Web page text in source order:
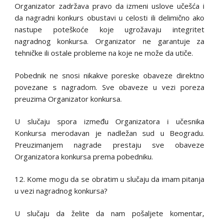
Organizator zadržava pravo da izmeni uslove učešća i
da nagradni konkurs obustavi u celosti ili delimično ako
nastupe poteškoće koje ugrožavaju integritet
nagradnog konkursa. Organizator ne garantuje za
tehničke ili ostale probleme na koje ne može da utiče.
Pobednik ne snosi nikakve poreske obaveze direktno
povezane s nagradom. Sve obaveze u vezi poreza
preuzima Organizator konkursa.
U slučaju spora između Organizatora i učesnika
Konkursa merodavan je nadležan sud u Beogradu.
Preuzimanjem nagrade prestaju sve obaveze
Organizatora konkursa prema pobedniku.
12. Kome mogu da se obratim u slučaju da imam pitanja
u vezi nagradnog konkursa?
U slučaju da želite da nam pošaljete komentar,